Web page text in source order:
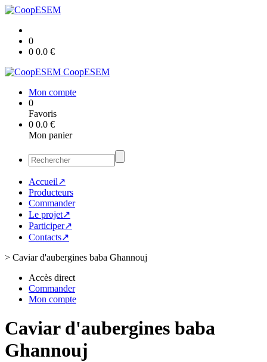
0
0 0.0 €
CoopESEM
Mon compte
0
Favoris
0 0.0 €
Mon panier
Accueil↗
Producteurs
Commander
Le projet↗
Participer↗
Contacts↗
> Caviar d'aubergines baba Ghannouj
Accès direct
Commander
Mon compte
Caviar d'aubergines baba
Ghannouj